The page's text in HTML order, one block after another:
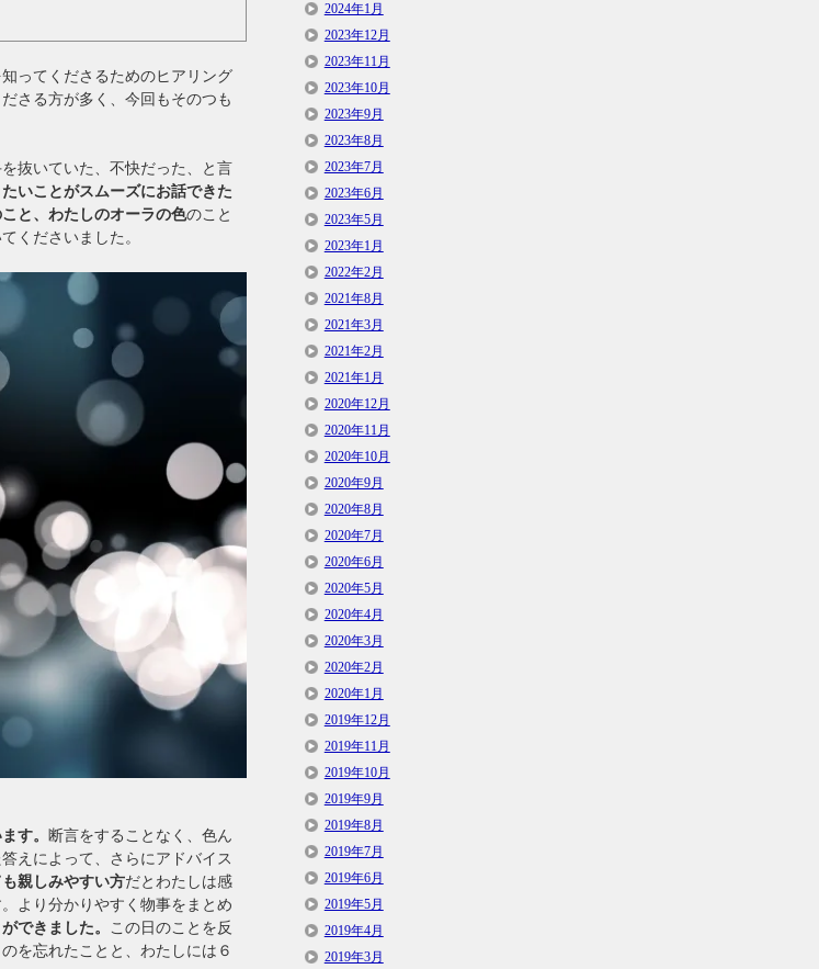
ってくださるためのヒアリング
さる方が多く、今回もそのつも
抜いていた、不快だった、と言
いことがスムーズにお話できた
と、わたしのオーラの色のこと
くださいました。
す。 断言をすることなく、色ん
えによって、さらにアドバイス
親しみやすい方だとわたしは感
より分かりやすく物事をまとめ
できました。 この日のことを反
を忘れたことと、わたしには６
2024年1月
2023年12月
2023年11月
2023年10月
2023年9月
2023年8月
2023年7月
2023年6月
2023年5月
2023年1月
2022年2月
2021年8月
2021年3月
2021年2月
2021年1月
2020年12月
2020年11月
2020年10月
2020年9月
2020年8月
2020年7月
2020年6月
2020年5月
2020年4月
2020年3月
2020年2月
2020年1月
2019年12月
2019年11月
2019年10月
2019年9月
2019年8月
2019年7月
2019年6月
2019年5月
2019年4月
2019年3月